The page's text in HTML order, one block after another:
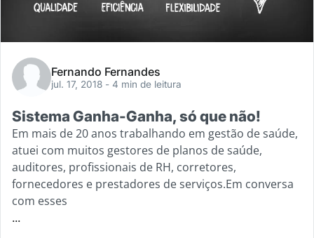
Fernando Fernandes
jul. 17, 2018 - 4 min de leitura
Sistema Ganha-Ganha, só que não!
Em mais de 20 anos trabalhando em gestão de saúde,
atuei com muitos gestores de planos de saúde,
auditores, profissionais de RH, corretores,
fornecedores e prestadores de serviços.Em conversa
com esses
...